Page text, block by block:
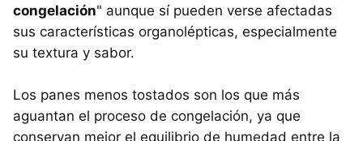
congelación" aunque sí pueden verse afectadas
sus características organolépticas, especialmente
su textura y sabor.
Los panes menos tostados son los que más
aguantan el proceso de congelación, ya que
conservan mejor el equilibrio de humedad entre la